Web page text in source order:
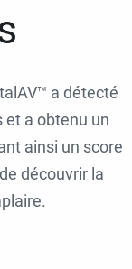
a détecté
et a obtenu un
ainsi un score
découvrir la